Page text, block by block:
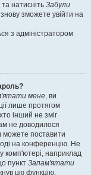
натисніть Забули
зможете увійти на
з адміністратором
мене, ви
лише протягом
інший не зміг
не доводилося
можете поставити
на конференцію. Не
комп'ютері, наприклад
пункт Запам'ятати
цю функцію.